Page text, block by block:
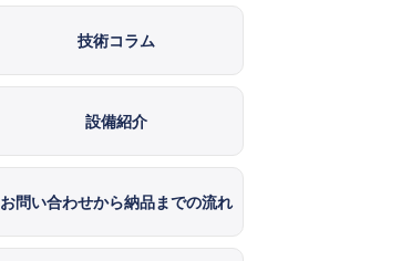
技術コラム
設備紹介
お問い合わせから納品までの流れ